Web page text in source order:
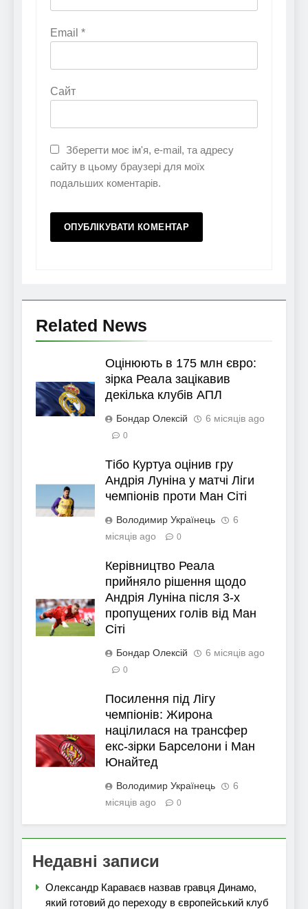
Email *
Сайт
Зберегти моє ім'я, e-mail, та адресу
сайту в цьому браузері для моїх
подальших коментарів.
Related News
Оцінюють в 175 млн євро:
зірка Реала зацікавив
декілька клубів АПЛ
Бондар Олексій 6 місяців ago
0
Тібо Куртуа оцінив гру
Андрія Луніна у матчі Ліги
чемпіонів проти Ман Сіті
Володимир Українець
6
місяців ago
0
Керівництво Реала
прийняло рішення щодо
Андрія Луніна після 3-х
пропущених голів від Ман
Сіті
Бондар Олексій 6 місяців ago
0
Посилення під Лігу
чемпіонів: Жирона
націлилася на трансфер
екс-зірки Барселони і Ман
Юнайтед
Володимир Українець
6
місяців ago
0
Недавні записи
Олександр Караваєв назвав гравця Динамо,
який готовий до переходу в європейський клуб